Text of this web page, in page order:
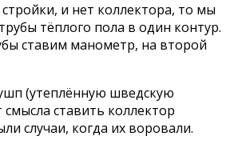
и нет коллектора, то мы
тёплого пола в один контур.
ставим манометр, на второй
(утеплённую шведскую
смысла ставить коллектор
случаи, когда их воровали.